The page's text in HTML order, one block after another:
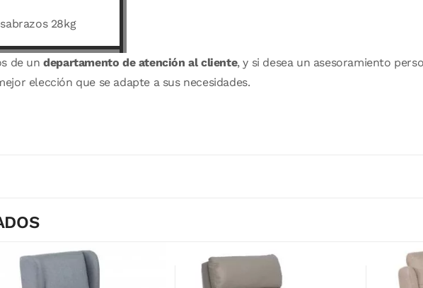
28kg
de undepartamento de atención al cliente, y si desea un asesoramiento
elección que se adapte a sus necesidades.